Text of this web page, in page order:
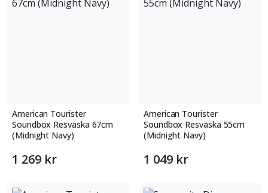
American Tourister
Soundbox Resväska 67cm
(Midnight Navy)
1 269 kr
American Tourister
Soundbox Resväska 55cm
(Midnight Navy)
1 049 kr